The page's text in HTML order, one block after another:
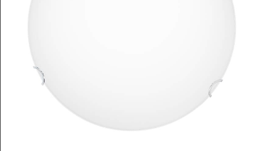
Utemöbler
Varumärken